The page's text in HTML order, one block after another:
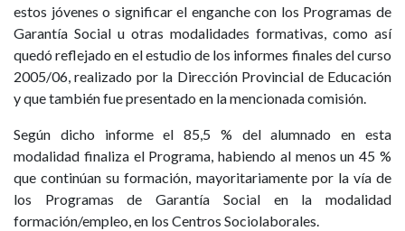
estos jóvenes o significar el enganche con los Programas de
Garantía Social u otras modalidades formativas, como así
quedó reflejado en el estudio de los informes finales del curso
2005/06, realizado por la Dirección Provincial de Educación
y que también fue presentado en la mencionada comisión.
Según dicho informe el 85,5 % del alumnado en esta
modalidad finaliza el Programa, habiendo al menos un 45 %
que continúan su formación, mayoritariamente por la vía de
los Programas de Garantía Social en la modalidad
formación/empleo, en los Centros Sociolaborales.